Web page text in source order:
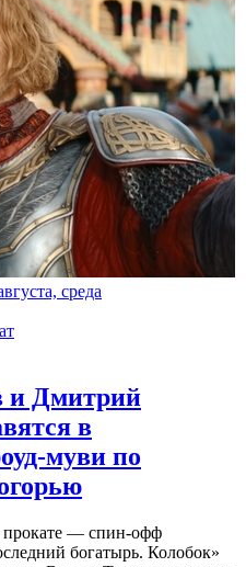
среда
и Дмитрий
в
муви по
прокате — спин-офф
богатырь. Колобок»